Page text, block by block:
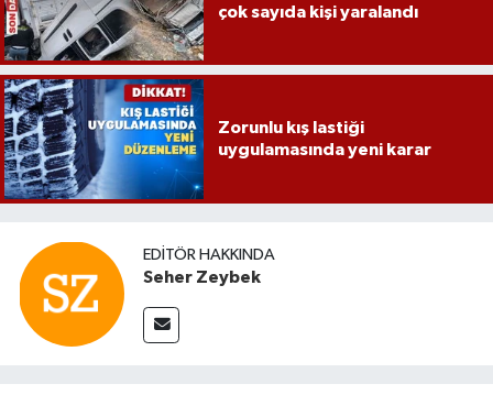
çok sayıda kişi yaralandı
Zorunlu kış lastiği
uygulamasında yeni karar
EDITÖR HAKKINDA
Seher Zeybek